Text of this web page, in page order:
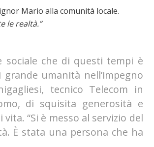
Mario alla comunità locale.
le realtà.”
sociale che di questi tempi è
umanità nell’impegno
tecnico Telecom in
di squisita generosità e
“Si è messo al servizio del
È stata una persona che ha